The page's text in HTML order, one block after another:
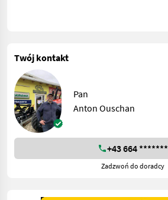
Twój kontakt
Pan
Anton Ouschan
+43 664 *******
Zadzwoń do doradcy